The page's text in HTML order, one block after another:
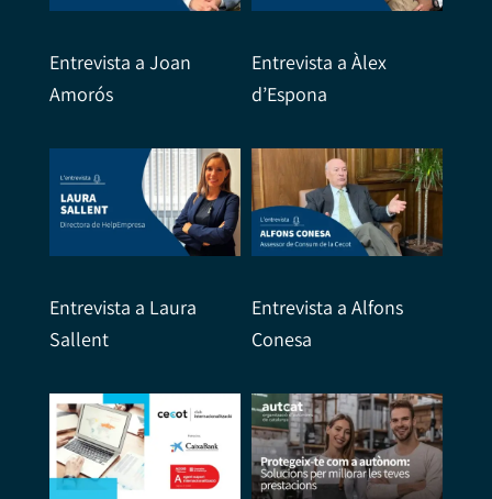
Entrevista a Joan
Amorós
Entrevista a Àlex
d’Espona
Entrevista a Laura
Sallent
Entrevista a Alfons
Conesa